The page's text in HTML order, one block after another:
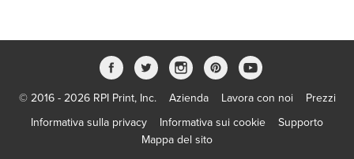
© 2016 - 2026 RPI Print, Inc. Azienda Lavora con noi
Prezzi
Informativa sulla privacy
Informativa sui cookie
Supporto
Mappa del sito